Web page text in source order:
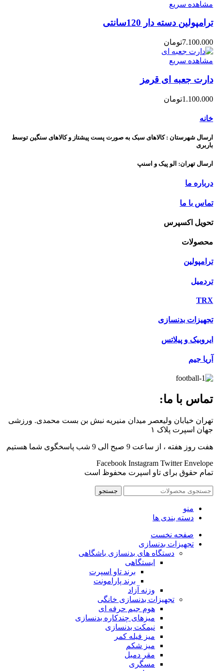
مشاهده سریع
ترامپولین دسته دار 120سانتی
تومان7.100.000
مشاهده سریع
دارت جعبه ای قرمز
تومان1.100.000
خانه
ارسال شهرستان : کالاهای سبک به صورت پست پیشتاز و کالاهای سنگین توسط
باربری
ارسال تهران: الو پیک و اسنپ
درباره ما
تماس با ما
تحویل اکسپرس
محصولات
ترامپولین
تردمیل
TRX
تجهیزات بدنسازی
ایروبیک و پیلاتس
آریا جیم
تماس با ما:
تهران خیابان ولیعصر میدان منیریه نبش بن بست محمدی. ورزشی
جهان اسپرت پلاک ۱
هفت روز هفته ، از ساعت 9 صبح الی 9 شب پاسخگوی شما هستیم
Facebook Instagram Twitter Envelope
تمام حقوق برای تاو اسپرت محفوظ است
جستجو
منو
دسته بندی ها
صفحه نخست
تجهیزات بدنسازی
دستگاه های بدنسازی باشگاهی
ایستگاهی
برند تاو اسپرت
برند پارامونت
وزنه آزاد
تجهیزات بدنسازی خانگی
هوم جیم حرفه ای
میزهای چندکاره بدنسازی
نیمکت بدنسازی
میز فیله کمر
میز شکم
مقر دمبل
مسگری